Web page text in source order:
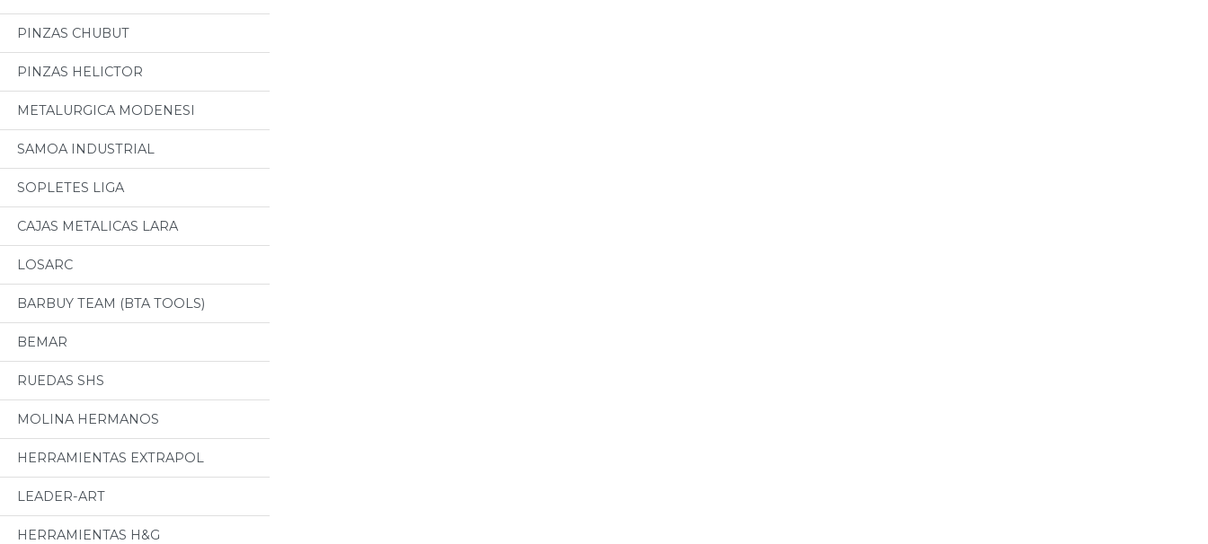
PINZAS CHUBUT
PINZAS HELICTOR
METALURGICA MODENESI
SAMOA INDUSTRIAL
SOPLETES LIGA
CAJAS METALICAS LARA
LOSARC
BARBUY TEAM (BTA TOOLS)
BEMAR
RUEDAS SHS
MOLINA HERMANOS
HERRAMIENTAS EXTRAPOL
LEADER-ART
HERRAMIENTAS H&G